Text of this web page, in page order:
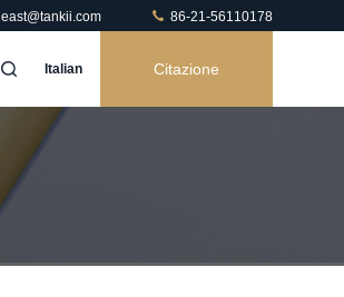
east@tankii.com 86-21-56110178
Italian Citazione